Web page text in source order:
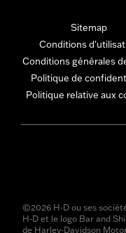
Sitemap
Conditions
Conditions générales
Politique de
Politique relative aux
©2026 H-D ou ses
H-D et le logo Bar and
de Harley-Davidson